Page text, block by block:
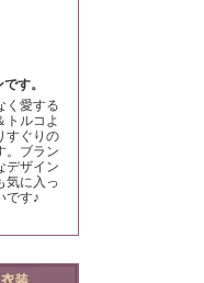
す。
く愛する
トルコよ
すぐりの
。ブラン
デザイン
気に入っ
です♪